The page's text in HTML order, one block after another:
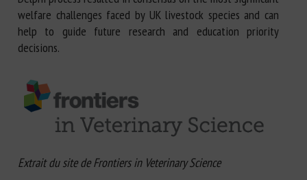
welfare challenges faced by UK livestock species and can
help to guide future research and education priority
decisions.
Extrait du site de Frontiers in Veterinary Science